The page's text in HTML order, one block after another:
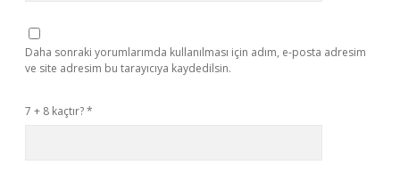
Daha sonraki yorumlarımda kullanılması için adım, e-posta adresim
ve site adresim bu tarayıcıya kaydedilsin.
7 + 8 kaçtır?*